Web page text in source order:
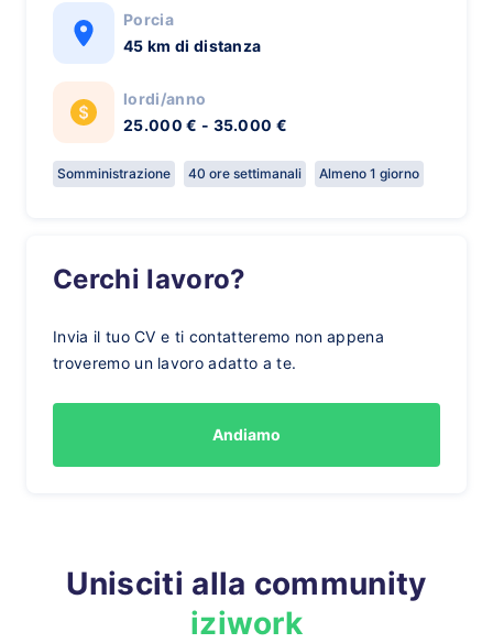
Porcia
45 km di distanza
lordi/anno
25.000 € - 35.000 €
Somministrazione 40 ore settimanali Almeno 1 giorno
Cerchi lavoro?
Invia il tuo CV e ti contatteremo non appena
troveremo un lavoro adatto a te.
Andiamo
Unisciti alla community
iziwork